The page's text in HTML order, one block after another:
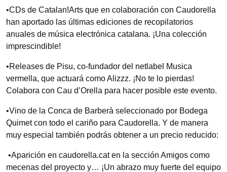
•CDs de Catalan!Arts que en colaboración con Caudorella
han aportado las últimas ediciones de recopilatorios
anuales de música electrónica catalana. ¡Una colección
imprescindible!
•Releases de Pisu, co-fundador del netlabel Musica
vermella, que actuará como Alizzz. ¡No te lo pierdas!
Colabora con Cau d’Orella para hacer posible este evento.
•Vino de la Conca de Barberà seleccionado por Bodega
Quimet con todo el cariño para Caudorella. Y de manera
muy especial también podrás obtener a un precio reducido:
•Aparición en caudorella.cat en la sección Amigos como
mecenas del proyecto y… ¡Un abrazo muy fuerte del equipo